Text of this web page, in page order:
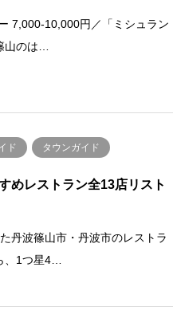
7,000-10,000円／「ミシュラン
のは…
ド タウンガイド
めレストラン全13店リスト
丹波篠山市・丹波市のレストラ
、1つ星4…